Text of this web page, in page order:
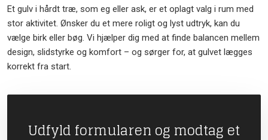
Et gulv i hårdt træ, som eg eller ask, er et oplagt valg i rum med
stor aktivitet. Ønsker du et mere roligt og lyst udtryk, kan du
vælge birk eller bøg. Vi hjælper dig med at finde balancen mellem
design, slidstyrke og komfort – og sørger for, at gulvet lægges
korrekt fra start.
Udfyld formularen og modtag et